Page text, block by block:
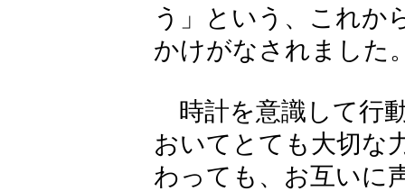
う」という、これか
かけがなされました
時計を意識して行
おいてとても大切な
わっても、お互いに